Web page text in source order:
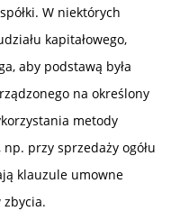
W niektórych
kapitałowego,
aby podstawą była
na określony
metody
przy sprzedaży ogółu
klauzule umowne